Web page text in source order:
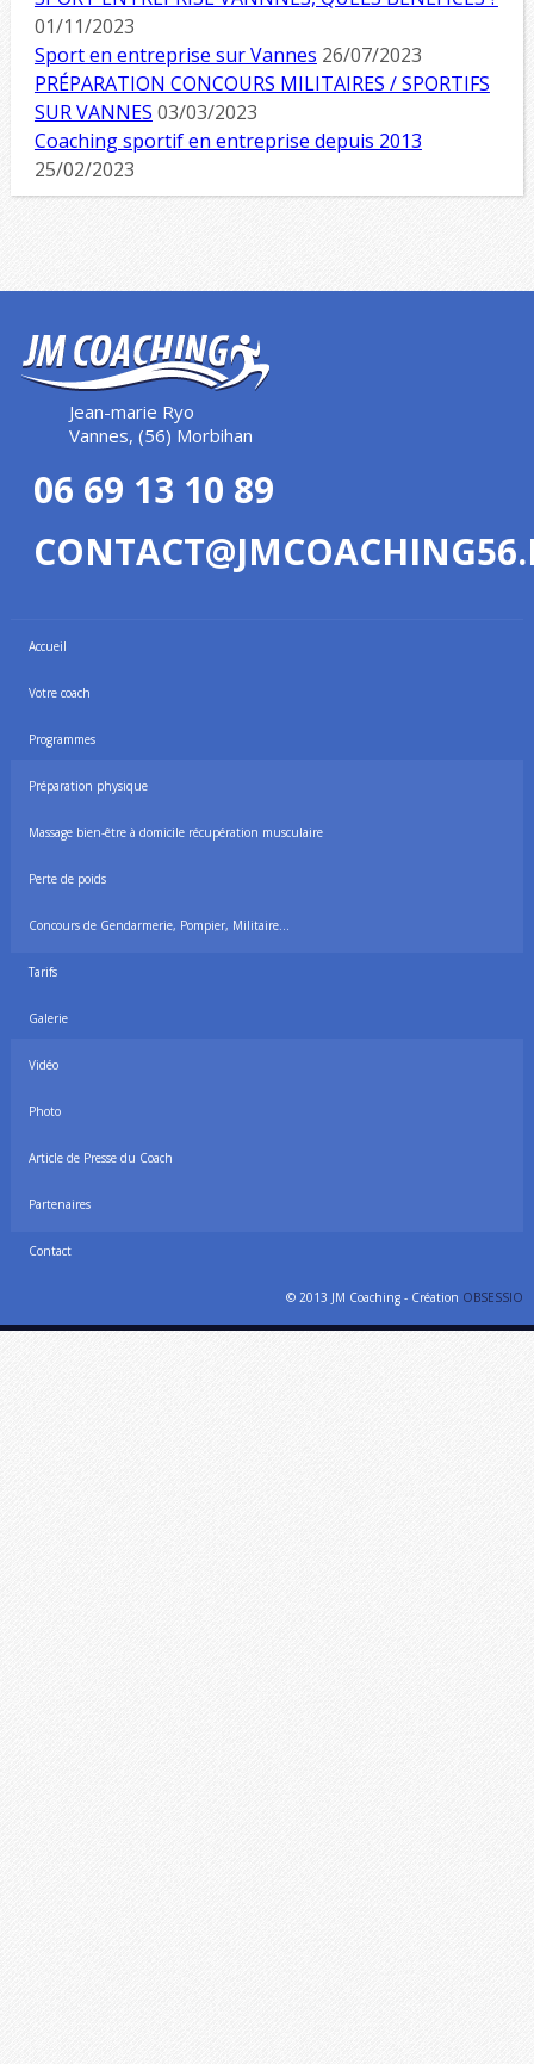
01/11/2023
Sport en entreprise sur Vannes 26/07/2023
PRÉPARATION CONCOURS MILITAIRES / SPORTIFS
SUR VANNES 03/03/2023
Coaching sportif en entreprise depuis 2013
25/02/2023
Jean-marie Ryo
Vannes, (56) Morbihan
06 69 13 10 89
Accueil
Votre coach
Programmes
Préparation physique
Massage bien-être à domicile récupération musculaire
Perte de poids
Concours de Gendarmerie, Pompier, Militaire…
Tarifs
Galerie
Vidéo
Photo
Article de Presse du Coach
Partenaires
Contact
© 2013 JM Coaching - Création OBSESSIO